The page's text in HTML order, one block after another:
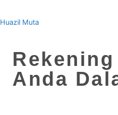
Huazil Muta
Anda